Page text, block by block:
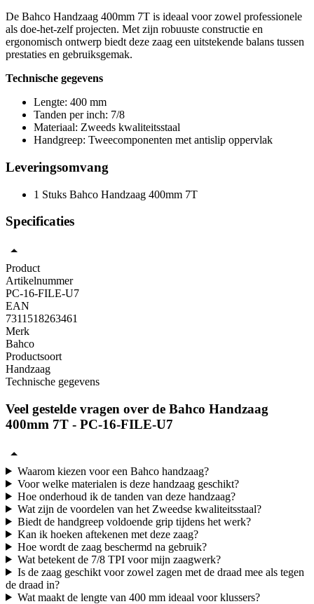
De Bahco Handzaag 400mm 7T is ideaal voor zowel professionele
als doe-het-zelf projecten. Met zijn robuuste constructie en
ergonomisch ontwerp biedt deze zaag een uitstekende balans tussen
prestaties en gebruiksgemak.
Technische gegevens
Lengte: 400 mm
Tanden per inch: 7/8
Materiaal: Zweeds kwaliteitsstaal
Handgreep: Tweecomponenten met antislip oppervlak
Leveringsomvang
1 Stuks Bahco Handzaag 400mm 7T
Specificaties
Product
Artikelnummer
PC-16-FILE-U7
EAN
7311518263461
Merk
Bahco
Productsoort
Handzaag
Technische gegevens
Veel gestelde vragen over de Bahco Handzaag
400mm 7T - PC-16-FILE-U7
Waarom kiezen voor een Bahco handzaag?
Voor welke materialen is deze handzaag geschikt?
Hoe onderhoud ik de tanden van deze handzaag?
Wat zijn de voordelen van het Zweedse kwaliteitsstaal?
Biedt de handgreep voldoende grip tijdens het werk?
Kan ik hoeken aftekenen met deze zaag?
Hoe wordt de zaag beschermd na gebruik?
Wat betekent de 7/8 TPI voor mijn zaagwerk?
Is de zaag geschikt voor zowel zagen met de draad mee als tegen
de draad in?
Wat maakt de lengte van 400 mm ideaal voor klussers?